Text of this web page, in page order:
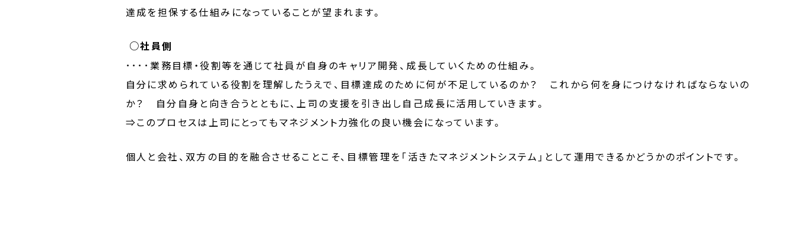
達成を担保する仕組みになっていることが望まれます。
○社員側
････業務目標・役割等を通じて社員が自身のキャリア開発、成長していくための仕組み。
自分に求められている役割を理解したうえで、目標達成のために何が不足しているのか？ これから何を身につけなければならないの
か？ 自分自身と向き合うとともに、上司の支援を引き出し自己成長に活用していきます。
⇒このプロセスは上司にとってもマネジメント力強化の良い機会になっています。
個人と会社、双方の目的を融合させることこそ、目標管理を「活きたマネジメントシステム」として運用できるかどうかのポイントです。